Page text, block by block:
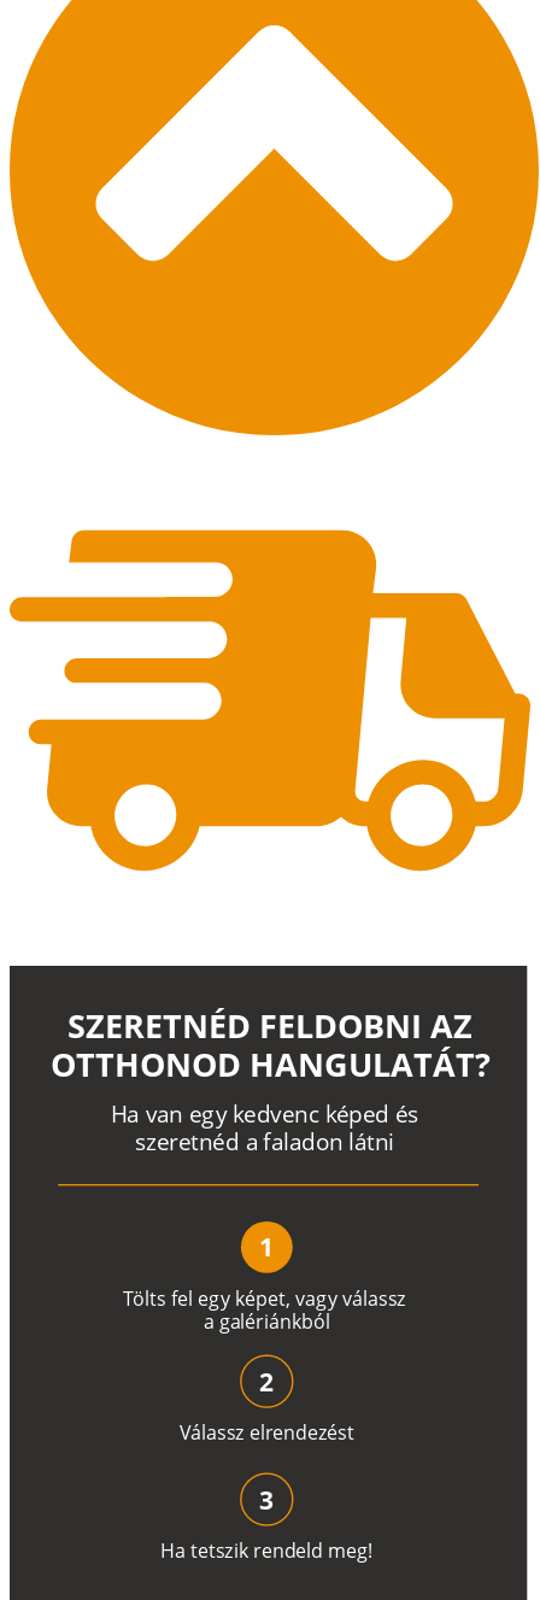
Tölts fel egy képet, vagyválassz
a galériánkból
Ha van egy kedvenc képed és
szeretnéd a faladon látni
SZERETNÉD FELDOBNI AZ
OTTHONOD HANGULATÁT?
1
Válassz elrendezést
2
Ha tetszik rendeld meg!
3